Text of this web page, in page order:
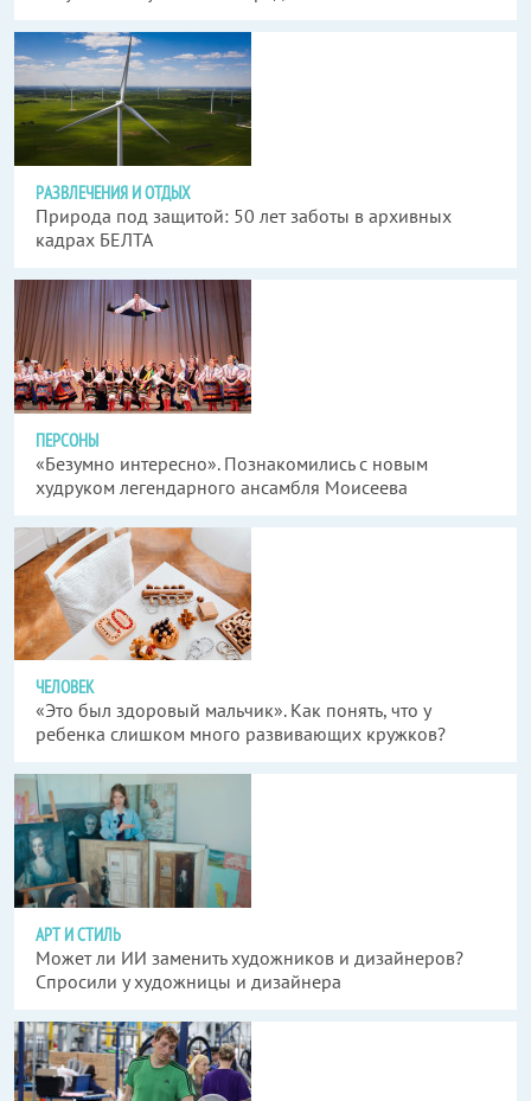
РАЗВЛЕЧЕНИЯ И ОТДЫХ
Природа под защитой: 50 лет заботы в архивных
кадрах БЕЛТА
ПЕРСОНЫ
«Безумно интересно». Познакомились с новым
худруком легендарного ансамбля Моисеева
ЧЕЛОВЕК
«Это был здоровый мальчик». Как понять, что у
ребенка слишком много развивающих кружков?
АРТ И СТИЛЬ
Может ли ИИ заменить художников и дизайнеров?
Спросили у художницы и дизайнера